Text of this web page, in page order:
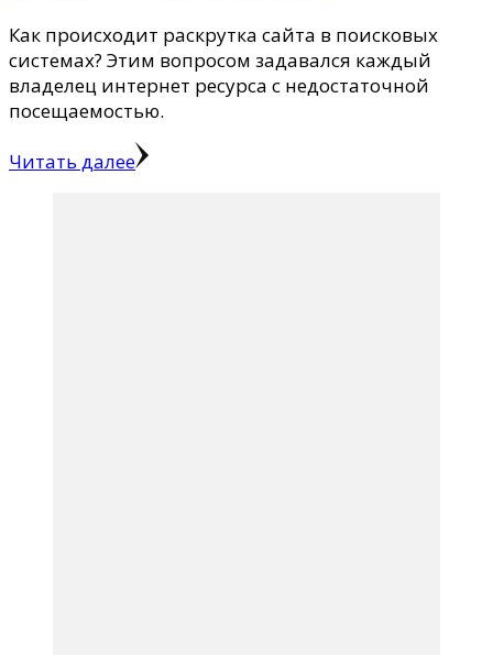
Как происходит раскрутка сайта в поисковых
системах? Этим вопросом задавался каждый
владелец интернет ресурса с недостаточной
посещаемостью.
Читать далее